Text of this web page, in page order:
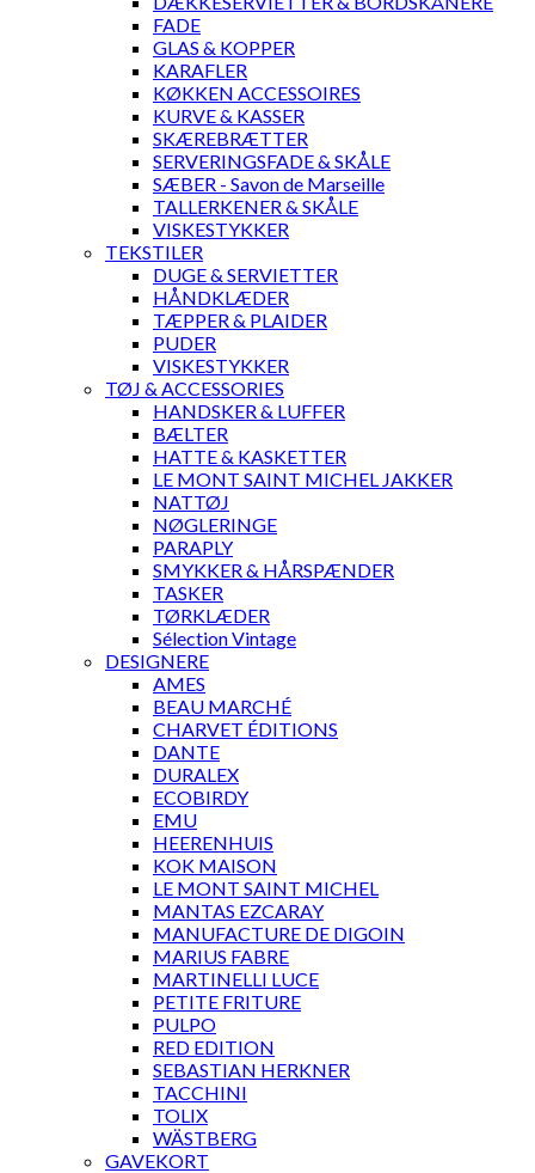
FADE
GLAS & KOPPER
KARAFLER
KØKKEN ACCESSOIRES
KURVE & KASSER
SKÆREBRÆTTER
SERVERINGSFADE & SKÅLE
SÆBER - Savon de Marseille
TALLERKENER & SKÅLE
VISKESTYKKER
TEKSTILER
DUGE & SERVIETTER
HÅNDKLÆDER
TÆPPER & PLAIDER
PUDER
VISKESTYKKER
TØJ & ACCESSORIES
HANDSKER & LUFFER
BÆLTER
HATTE & KASKETTER
LE MONT SAINT MICHEL JAKKER
NATTØJ
NØGLERINGE
PARAPLY
SMYKKER & HÅRSPÆNDER
TASKER
TØRKLÆDER
Sélection Vintage
DESIGNERE
AMES
BEAU MARCHÉ
CHARVET ÉDITIONS
DANTE
DURALEX
ECOBIRDY
EMU
HEERENHUIS
KOK MAISON
LE MONT SAINT MICHEL
MANTAS EZCARAY
MANUFACTURE DE DIGOIN
MARIUS FABRE
MARTINELLI LUCE
PETITE FRITURE
PULPO
RED EDITION
SEBASTIAN HERKNER
TACCHINI
TOLIX
WÄSTBERG
GAVEKORT